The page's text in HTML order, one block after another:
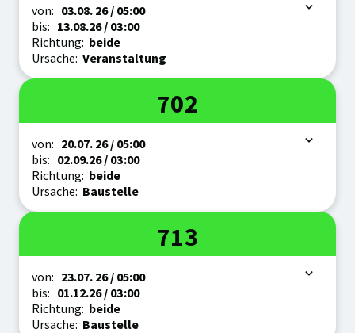
Zeitraum
von: 03.08. 26/ 05:00
bis: 13.08.26/ 03:00
Richtung: beide
Ursache: Veranstaltung
Linie
702
Zeitraum
von: 20.07. 26/ 05:00
bis: 02.09.26/ 03:00
Richtung: beide
Ursache: Baustelle
Linie
713
Zeitraum
von: 23.07. 26/ 05:00
bis: 01.12.26/ 03:00
Richtung: beide
Ursache: Baustelle